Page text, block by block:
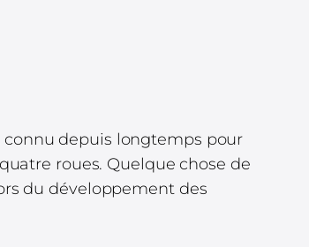
depuis longtemps pour
roues. Quelque chose de
du développement des